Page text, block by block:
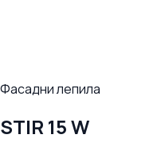
Фасадни лепила
STIR 15 W